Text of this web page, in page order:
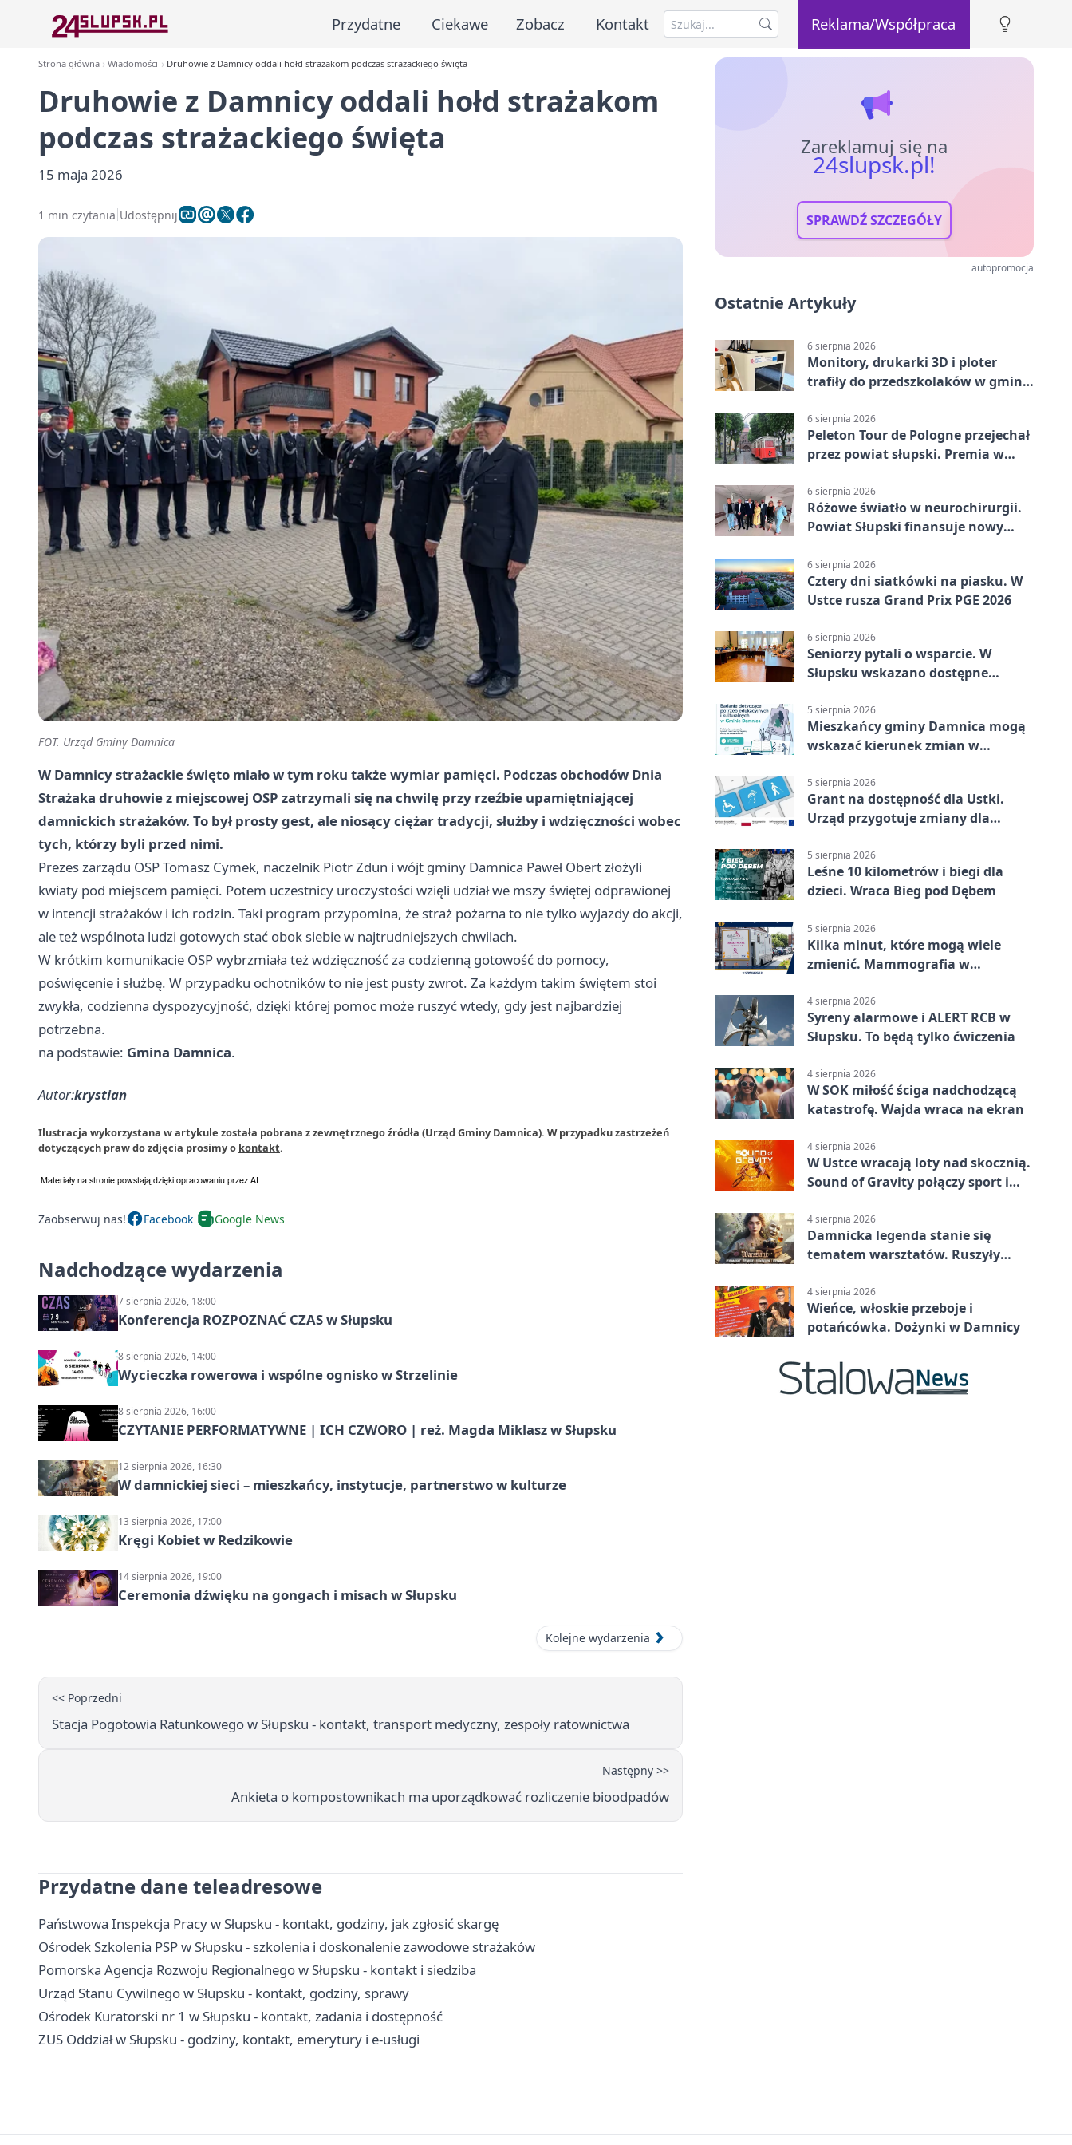
Przydatne Ciekawe Zobacz Kontakt Reklama/Współpraca
Strona główna Wiadomości Druhowie z Damnicy oddali hołd strażakom podczas strażackiego święta
Druhowie z Damnicy oddali hołd strażakom
podczas strażackiego święta
15 maja 2026
1 min czytania Udostępnij
FOT. Urząd Gminy Damnica
W Damnicy strażackie święto miało w tym roku także wymiar pamięci. Podczas obchodów Dnia
Strażaka druhowie z miejscowej OSP zatrzymali się na chwilę przy rzeźbie upamiętniającej
damnickich strażaków. To był prosty gest, ale niosący ciężar tradycji, służby i wdzięczności wobec
tych, którzy byli przed nimi.
Prezes zarządu OSP Tomasz Cymek, naczelnik Piotr Zdun i wójt gminy Damnica Paweł Obert złożyli
kwiaty pod miejscem pamięci. Potem uczestnicy uroczystości wzięli udział we mszy świętej odprawionej
w intencji strażaków i ich rodzin. Taki program przypomina, że straż pożarna to nie tylko wyjazdy do akcji,
ale też wspólnota ludzi gotowych stać obok siebie w najtrudniejszych chwilach.
W krótkim komunikacie OSP wybrzmiała też wdzięczność za codzienną gotowość do pomocy,
poświęcenie i służbę. W przypadku ochotników to nie jest pusty zwrot. Za każdym takim świętem stoi
zwykła, codzienna dyspozycyjność, dzięki której pomoc może ruszyć wtedy, gdy jest najbardziej
potrzebna.
na podstawie: Gmina Damnica.
Autor:krystian
Ilustracja wykorzystana w artykule została pobrana z zewnętrznego źródła (Urząd Gminy Damnica). W przypadku zastrzeżeń
dotyczących praw do zdjęcia prosimy o kontakt.
Zaobserwuj nas! Facebook Google News
Nadchodzące wydarzenia
7 sierpnia 2026, 18:00
Konferencja ROZPOZNAĆ CZAS w Słupsku
8 sierpnia 2026, 14:00
Wycieczka rowerowa i wspólne ognisko w Strzelinie
8 sierpnia 2026, 16:00
CZYTANIE PERFORMATYWNE | ICH CZWORO | reż. Magda Miklasz w Słupsku
12 sierpnia 2026, 16:30
W damnickiej sieci – mieszkańcy, instytucje, partnerstwo w kulturze
13 sierpnia 2026, 17:00
Kręgi Kobiet w Redzikowie
14 sierpnia 2026, 19:00
Ceremonia dźwięku na gongach i misach w Słupsku
Kolejne wydarzenia
<< Poprzedni
Stacja Pogotowia Ratunkowego w Słupsku - kontakt, transport medyczny, zespoły ratownictwa
Następny >>
Ankieta o kompostownikach ma uporządkować rozliczenie bioodpadów
Przydatne dane teleadresowe
Państwowa Inspekcja Pracy w Słupsku - kontakt, godziny, jak zgłosić skargę
Ośrodek Szkolenia PSP w Słupsku - szkolenia i doskonalenie zawodowe strażaków
Pomorska Agencja Rozwoju Regionalnego w Słupsku - kontakt i siedziba
Urząd Stanu Cywilnego w Słupsku - kontakt, godziny, sprawy
Ośrodek Kuratorski nr 1 w Słupsku - kontakt, zadania i dostępność
ZUS Oddział w Słupsku - godziny, kontakt, emerytury i e-usługi
Zareklamuj się na
24slupsk.pl!
SPRAWDŹ SZCZEGÓŁY
autopromocja
Ostatnie Artykuły
6 sierpnia 2026
Monitory, drukarki 3D i ploter
trafiły do przedszkolaków w gminie
6 sierpnia 2026
Peleton Tour de Pologne przejechał
przez powiat słupski. Premia w
6 sierpnia 2026
Różowe światło w neurochirurgii.
Powiat Słupski finansuje nowy
6 sierpnia 2026
Cztery dni siatkówki na piasku. W
Ustce rusza Grand Prix PGE 2026
6 sierpnia 2026
Seniorzy pytali o wsparcie. W
Słupsku wskazano dostępne
5 sierpnia 2026
Mieszkańcy gminy Damnica mogą
wskazać kierunek zmian w
5 sierpnia 2026
Grant na dostępność dla Ustki.
Urząd przygotuje zmiany dla
5 sierpnia 2026
Leśne 10 kilometrów i biegi dla
dzieci. Wraca Bieg pod Dębem
5 sierpnia 2026
Kilka minut, które mogą wiele
zmienić. Mammografia w
4 sierpnia 2026
Syreny alarmowe i ALERT RCB w
Słupsku. To będą tylko ćwiczenia
4 sierpnia 2026
W SOK miłość ściga nadchodzącą
katastrofę. Wajda wraca na ekran
4 sierpnia 2026
W Ustce wracają loty nad skocznią.
Sound of Gravity połączy sport i
4 sierpnia 2026
Damnicka legenda stanie się
tematem warsztatów. Ruszyły
4 sierpnia 2026
Wieńce, włoskie przeboje i
potańcówka. Dożynki w Damnicy